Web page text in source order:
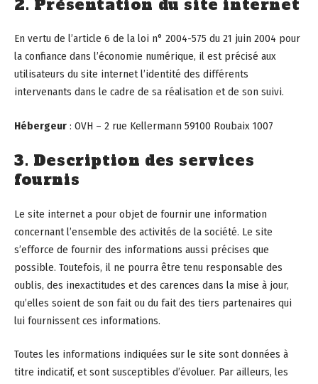
2. Présentation du site internet
En vertu de l’article 6 de la loi n° 2004-575 du 21 juin 2004 pour
la confiance dans l’économie numérique, il est précisé aux
utilisateurs du site internet l’identité des différents
intervenants dans le cadre de sa réalisation et de son suivi.
Hébergeur : OVH – 2 rue Kellermann 59100 Roubaix 1007
3. Description des services
fournis
Le site internet a pour objet de fournir une information
concernant l’ensemble des activités de la société. Le site
s’efforce de fournir des informations aussi précises que
possible. Toutefois, il ne pourra être tenu responsable des
oublis, des inexactitudes et des carences dans la mise à jour,
qu’elles soient de son fait ou du fait des tiers partenaires qui
lui fournissent ces informations.
Toutes les informations indiquées sur le site sont données à
titre indicatif, et sont susceptibles d’évoluer. Par ailleurs, les